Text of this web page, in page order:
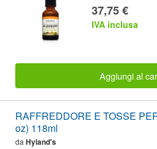
37,75 €
IVA inclusa
Aggiungi al
RAFFREDDORE E TOSSE
oz) 118ml
da Hyland's